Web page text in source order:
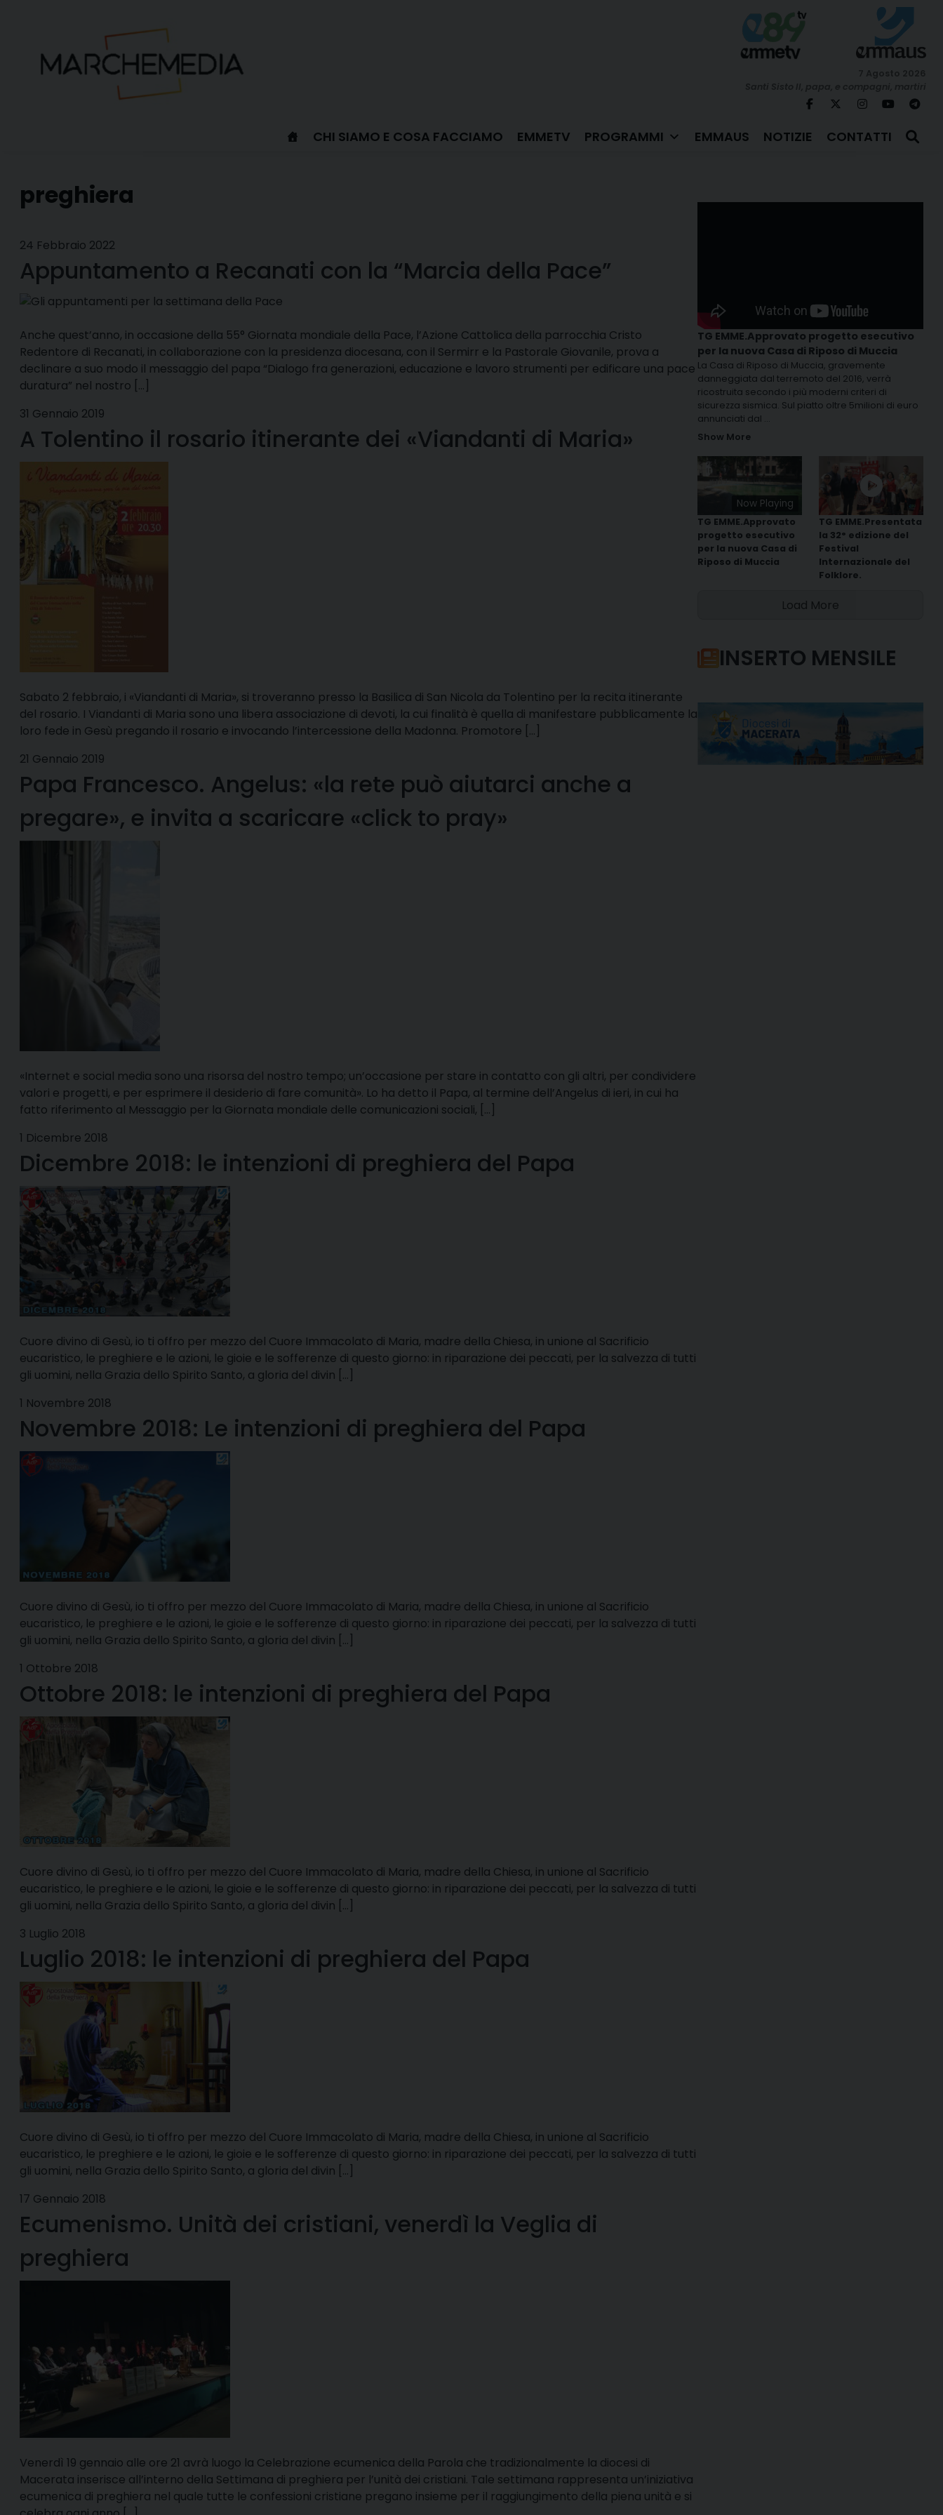
CHI SIAMO E COSA FACCIAMO EMMETV PROGRAMMI EMMAUS NOTIZIE CONTATTI
preghiera
24 Febbraio 2022
Appuntamento a Recanati con la “Marcia della Pace”
Anche quest’anno, in occasione della 55° Giornata mondiale della Pace, l’Azione Cattolica della parrocchia Cristo
Redentore di Recanati, in collaborazione con la presidenza diocesana, con il Sermirr e la Pastorale Giovanile, prova a
declinare a suo modo il messaggio del papa “Dialogo fra generazioni, educazione e lavoro strumenti per edificare una pace
duratura” nel nostro […]
31 Gennaio 2019
A Tolentino il rosario itinerante dei «Viandanti di Maria»
Sabato 2 febbraio, i «Viandanti di Maria», si troveranno presso la Basilica di San Nicola da Tolentino per la recita itinerante
del rosario. I Viandanti di Maria sono una libera associazione di devoti, la cui finalità è quella di manifestare pubblicamente la
loro fede in Gesù pregando il rosario e invocando l’intercessione della Madonna. Promotore […]
21 Gennaio 2019
Papa Francesco. Angelus: «la rete può aiutarci anche a
pregare», e invita a scaricare «click to pray»
«Internet e social media sono una risorsa del nostro tempo; un’occasione per stare in contatto con gli altri, per condividere
valori e progetti, e per esprimere il desiderio di fare comunità». Lo ha detto il Papa, al termine dell’Angelus di ieri, in cui ha
fatto riferimento al Messaggio per la Giornata mondiale delle comunicazioni sociali, […]
1 Dicembre 2018
Dicembre 2018: le intenzioni di preghiera del Papa
Cuore divino di Gesù, io ti offro per mezzo del Cuore Immacolato di Maria, madre della Chiesa, in unione al Sacrificio
eucaristico, le preghiere e le azioni, le gioie e le sofferenze di questo giorno: in riparazione dei peccati, per la salvezza di tutti
gli uomini, nella Grazia dello Spirito Santo, a gloria del divin […]
1 Novembre 2018
Novembre 2018: Le intenzioni di preghiera del Papa
Cuore divino di Gesù, io ti offro per mezzo del Cuore Immacolato di Maria, madre della Chiesa, in unione al Sacrificio
eucaristico, le preghiere e le azioni, le gioie e le sofferenze di questo giorno: in riparazione dei peccati, per la salvezza di tutti
gli uomini, nella Grazia dello Spirito Santo, a gloria del divin […]
1 Ottobre 2018
Ottobre 2018: le intenzioni di preghiera del Papa
Cuore divino di Gesù, io ti offro per mezzo del Cuore Immacolato di Maria, madre della Chiesa, in unione al Sacrificio
eucaristico, le preghiere e le azioni, le gioie e le sofferenze di questo giorno: in riparazione dei peccati, per la salvezza di tutti
gli uomini, nella Grazia dello Spirito Santo, a gloria del divin […]
3 Luglio 2018
Luglio 2018: le intenzioni di preghiera del Papa
Cuore divino di Gesù, io ti offro per mezzo del Cuore Immacolato di Maria, madre della Chiesa, in unione al Sacrificio
eucaristico, le preghiere e le azioni, le gioie e le sofferenze di questo giorno: in riparazione dei peccati, per la salvezza di tutti
gli uomini, nella Grazia dello Spirito Santo, a gloria del divin […]
17 Gennaio 2018
Ecumenismo. Unità dei cristiani, venerdì la Veglia di
preghiera
Venerdì 19 gennaio alle ore 21 avrà luogo la Celebrazione ecumenica della Parola che tradizionalmente la diocesi di
Macerata inserisce all’interno della Settimana di preghiera per l’unità dei cristiani. Tale settimana rappresenta un’iniziativa
ecumenica di preghiera nel quale tutte le confessioni cristiane pregano insieme per il raggiungimento della piena unità e si
TG EMME.Approvato progetto esecutivo
per la nuova Casa di Riposo di Muccia
La Casa di Riposo di Muccia, gravemente
danneggiata dal terremoto del 2016, verrà
ricostruita secondo i più moderni criteri di
sicurezza sismica. Sul piatto oltre 5milioni di euro
annunciati dal ...
Show More
Now Playing
TG EMME.Approvato
progetto esecutivo
per la nuova Casa di
Riposo di Muccia
TG EMME.Presentata
la 32° edizione del
Festival
Internazionale del
Folklore.
Load More
INSERTO MENSILE